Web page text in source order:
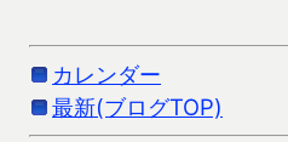
カレンダー
最新(ブログTOP)